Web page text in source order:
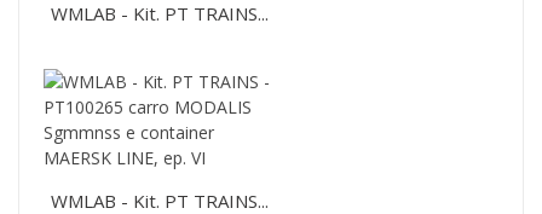
WMLAB - Kit. PT TRAINS...
WMLAB - Kit. PT TRAINS...